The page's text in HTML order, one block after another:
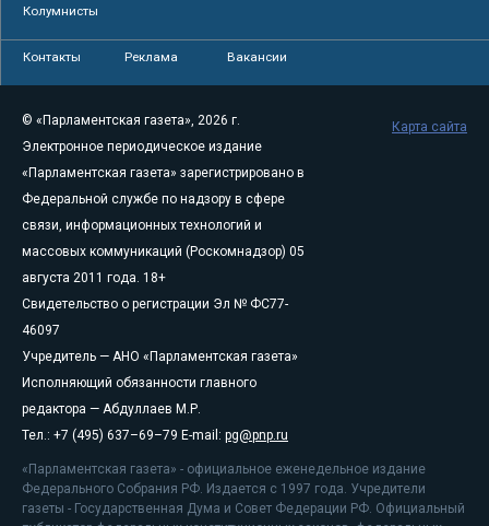
Колумнисты
Контакты Реклама Вакансии
© «Парламентская газета», 2026 г.
Электронное периодическое издание
«Парламентская газета» зарегистрировано в
Федеральной службе по надзору в сфере
связи, информационных технологий и
массовых коммуникаций (Роскомнадзор) 05
августа 2011 года. 18+
Свидетельство о регистрации Эл № ФС77-
46097
Учредитель — АНО «Парламентская газета»
Исполняющий обязанности главного
редактора — Абдуллаев М.Р.
Тел.: +7 (495) 637–69–79 E-mail: pg@pnp.ru
«Парламентская газета» - официальное еженедельное издание
Федерального Собрания РФ. Издается с 1997 года. Учредители
газеты - Государственная Дума и Совет Федерации РФ. Официальный
Карта сайта